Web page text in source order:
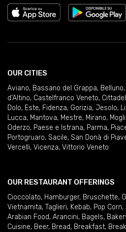
OUR CITIES
Aviano, Bassano del Grappa, Belluno,
d'Altino, Castelfranco Veneto,
Dolo, Este, Fidenza, Gorizia, Jesolo,
Lucca, Mantova, Mestre, Mirano,
Oderzo, Paese e Istrana, Parma,
Portogruaro, Sacile, San Donà di
Vercelli, Vicenza, Vittorio Veneto
OUR RESTAURANT OFFERINGS
Cioccolato, Hamburger, Bruschette,
Vietnamita, Taglieri, Kebab, Pop Corn,
Arabian Food, Arancini, Bagels,
Cuisine, Beer, Bread, Breakfast,